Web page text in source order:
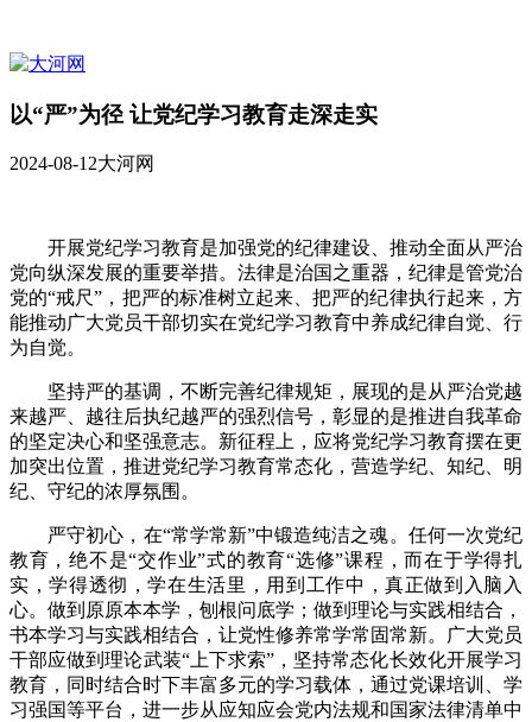
以“严”为径 让党纪学习教育走深走实
2024-08-12大河网
开展党纪学习教育是加强党的纪律建设、推动全面从严治
党向纵深发展的重要举措。法律是治国之重器，纪律是管党治
党的“戒尺”，把严的标准树立起来、把严的纪律执行起来，方
能推动广大党员干部切实在党纪学习教育中养成纪律自觉、行
为自觉。
坚持严的基调，不断完善纪律规矩，展现的是从严治党越
来越严、越往后执纪越严的强烈信号，彰显的是推进自我革命
的坚定决心和坚强意志。新征程上，应将党纪学习教育摆在更
加突出位置，推进党纪学习教育常态化，营造学纪、知纪、明
纪、守纪的浓厚氛围。
严守初心，在“常学常新”中锻造纯洁之魂。任何一次党纪
教育，绝不是“交作业”式的教育“选修”课程，而在于学得扎
实，学得透彻，学在生活里，用到工作中，真正做到入脑入
心。做到原原本本学，刨根问底学；做到理论与实践相结合，
书本学习与实践相结合，让党性修养常学常固常新。广大党员
干部应做到理论武装“上下求索”，坚持常态化长效化开展学习
教育，同时结合时下丰富多元的学习载体，通过党课培训、学
习强国等平台，进一步从应知应会党内法规和国家法律清单中